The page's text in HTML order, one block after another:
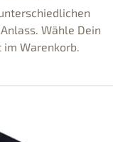
Wähle Dein
Warenkorb.